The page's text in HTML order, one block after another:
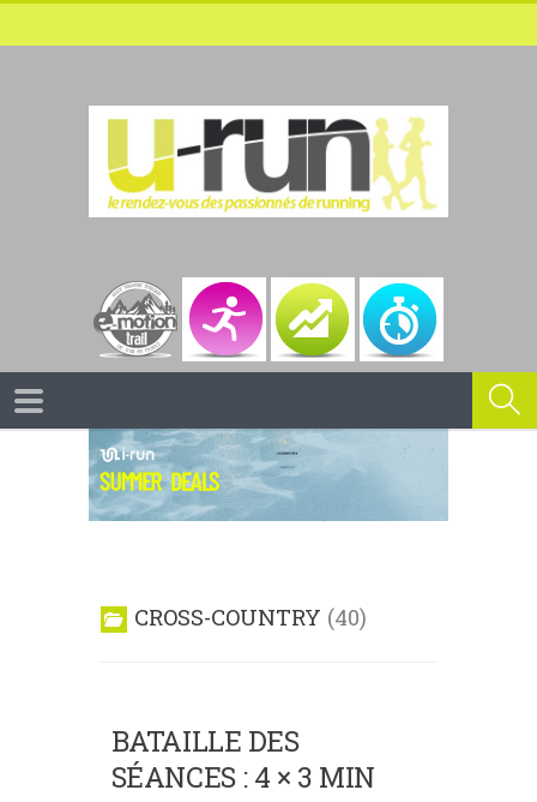
CROSS-COUNTRY 40
BATAILLE DES
SÉANCES : 4 × 3 MIN